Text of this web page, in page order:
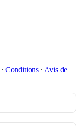
∙ Conditions ∙ Avis de